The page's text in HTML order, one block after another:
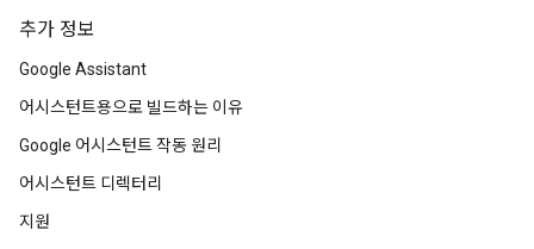
추가 정보
Google Assistant
어시스턴트용으로 빌드하는 이유
Google 어시스턴트 작동 원리
어시스턴트 디렉터리
지원